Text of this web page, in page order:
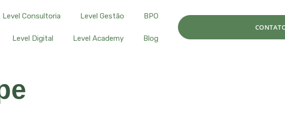
Level Consultoria Level Gestão BPO
Level Digital Level Academy Blog